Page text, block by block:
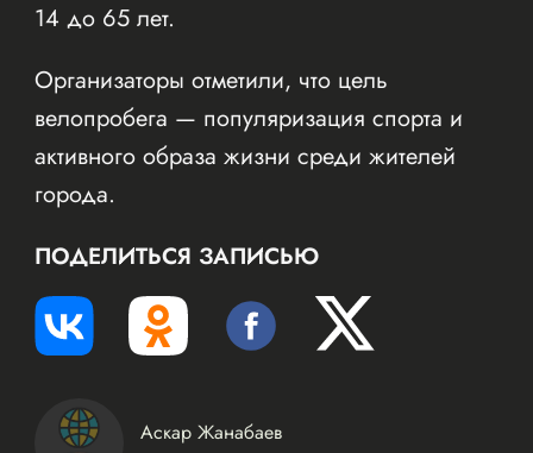
14 до 65 лет.
Организаторы отметили, что цель
велопробега — популяризация спорта и
активного образа жизни среди жителей
города.
ПОДЕЛИТЬСЯ ЗАПИСЬЮ
Аскар Жанабаев